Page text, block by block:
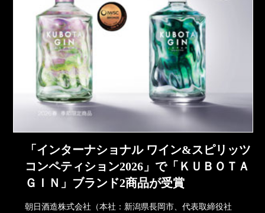
「インターナショナル ワイン&スピリッツ
コンペティション2026」で「ＫＵＢＯＴＡ
ＧＩＮ」ブランド2商品が受賞
朝日酒造株式会社（本社：新潟県長岡市、代表取締役社